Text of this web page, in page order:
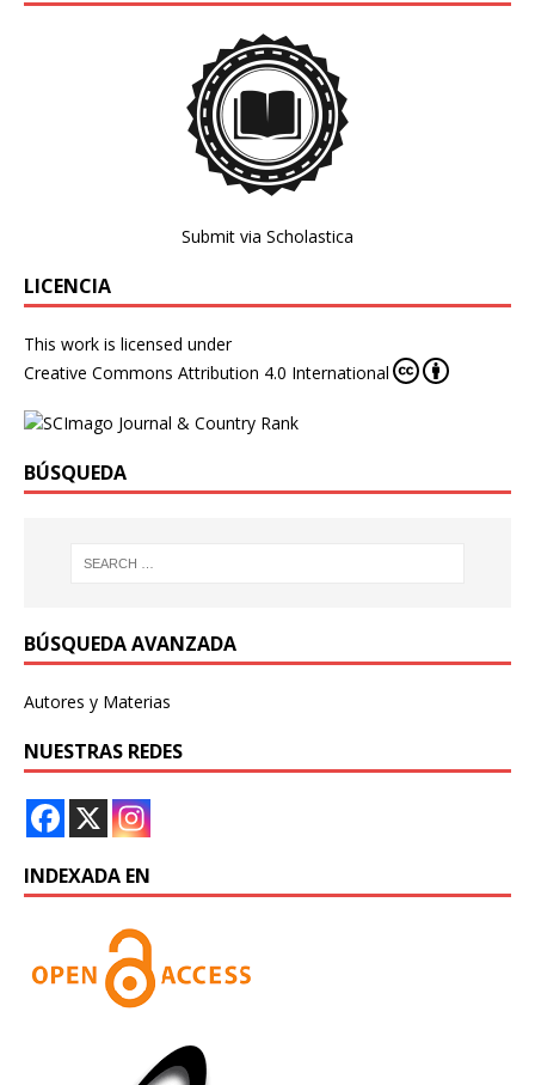
Submit via Scholastica
LICENCIA
This work is licensed under
Creative Commons Attribution 4.0 International
BÚSQUEDA
BÚSQUEDA AVANZADA
Autores y Materias
NUESTRAS REDES
INDEXADA EN